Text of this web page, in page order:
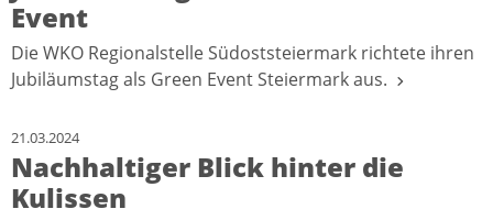
Event
Die WKO Regionalstelle Südoststeiermark richtete ihren
Jubiläumstag als Green Event Steiermark aus.
21.03.2024
Nachhaltiger Blick hinter die
Kulissen